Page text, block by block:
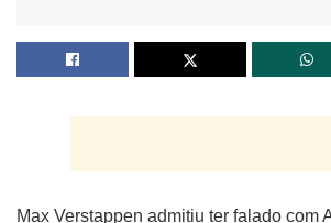
Max Verstappen admitiu ter falado com